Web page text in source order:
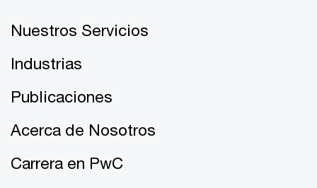
Nuestros Servicios
Industrias
Publicaciones
Acerca de Nosotros
Carrera en PwC